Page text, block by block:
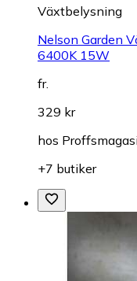
Växtbelysning
Nelson Garden
6400K 15W
fr.
329 kr
hos
+7 butiker